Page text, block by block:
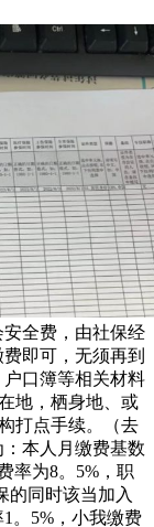
全费，由社保经
即可，无须再到
口簿等相关材料
地，栖身地、或
打点手续。（去
本人月缴费基数
率为8。5%，职
的同时该当加入
。5%，小我缴费